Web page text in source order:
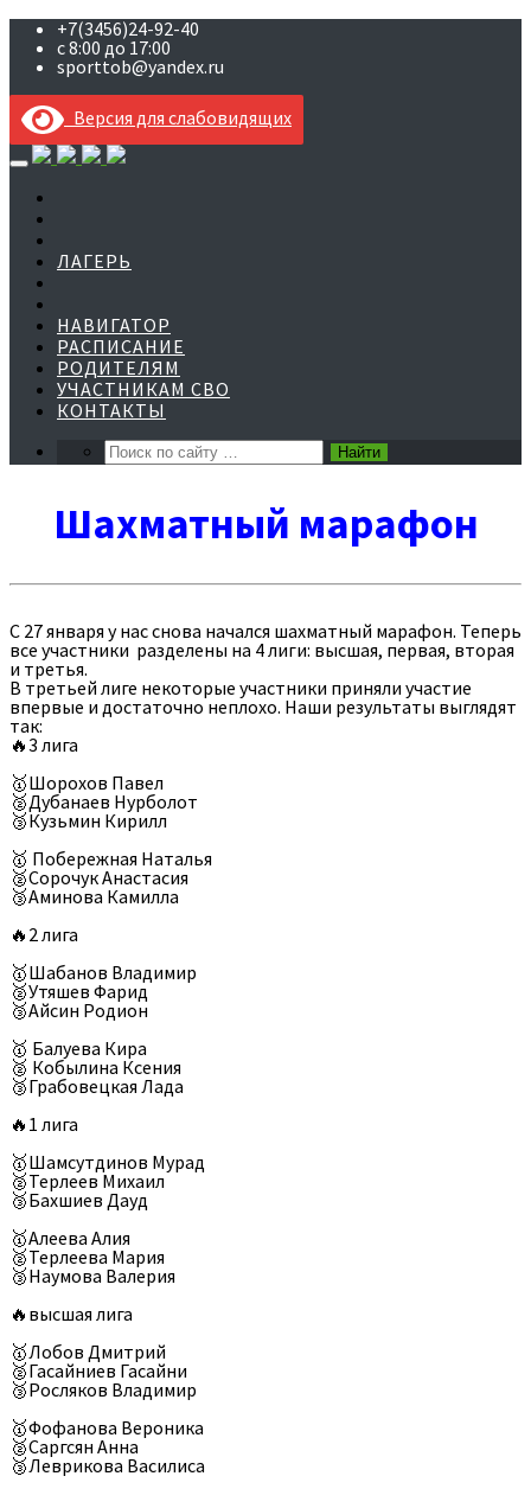
+7(3456)24-92-40
с 8:00 до 17:00
sporttob@yandex.ru
Версия для слабовидящих
Skip
to
content
ЛАГЕРЬ
НАВИГАТОР
РАСПИСАНИЕ
РОДИТЕЛЯМ
УЧАСТНИКАМ СВО
КОНТАКТЫ
Шахматный марафон
С 27 января у нас снова начался шахматный марафон. Теперь
все участники разделены на 4 лиги: высшая, первая, вторая
и третья.
В третьей лиге некоторые участники приняли участие
впервые и достаточно неплохо. Наши результаты выглядят
так:
🔥3 лига
🥇Шорохов Павел
🥈Дубанаев Нурболот
🥉Кузьмин Кирилл
🥇 Побережная Наталья
🥈Сорочук Анастасия
🥉Аминова Камилла
🔥2 лига
🥇Шабанов Владимир
🥈Утяшев Фарид
🥉Айсин Родион
🥇 Балуева Кира
🥈 Кобылина Ксения
🥉Грабовецкая Лада
🔥1 лига
🥇Шамсутдинов Мурад
🥈Терлеев Михаил
🥉Бахшиев Дауд
🥇Алеева Алия
🥈Терлеева Мария
🥉Наумова Валерия
🔥высшая лига
🥇Лобов Дмитрий
🥈Гасайниев Гасайни
🥉Росляков Владимир
🥇Фофанова Вероника
🥈Саргсян Анна
🥉Леврикова Василиса